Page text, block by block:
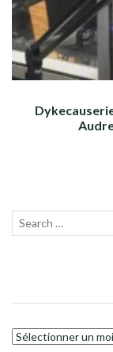
Recherche
Archives